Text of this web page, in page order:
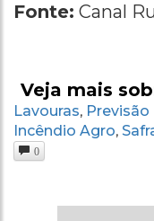
Fonte: Canal
Veja mais
Lavouras,
Incêndio Agro,
0